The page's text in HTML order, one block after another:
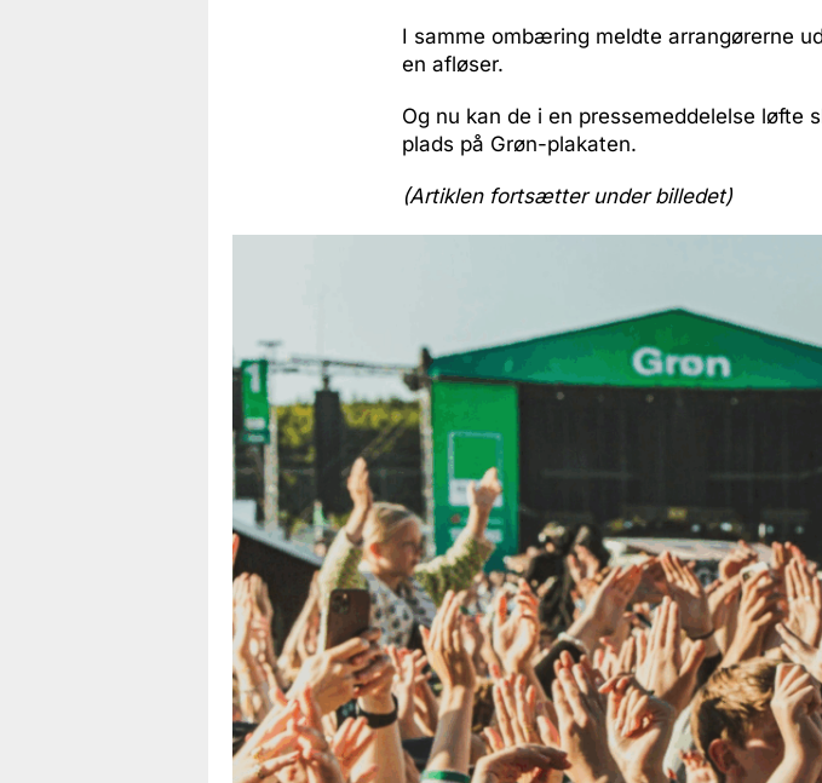
I samme ombæring meldte arrangørerne
en afløser.
Og nu kan de i en pressemeddelelse løfte
plads på Grøn-plakaten.
(Artiklen fortsætter under billedet)